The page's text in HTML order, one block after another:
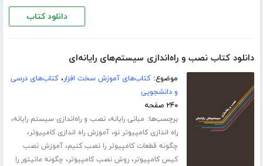
دانلود کتاب
دانلود کتاب نصب و راه‌اندازی سیستم‌های رایانه‌ای
موضوع:کتاب‌های آموزش سخت افزار،کتاب‌های درسی
و دانشجویی
۲۴۰ صفحه
برچسب‌ها: مبانی رایانه،نصب و راه‌اندازی سیستم‌ رایانه‌،
راه اندازی کامپیوتر نو،آموزش راه اندازی کامپیوتر،
چگونه قطعات کامپیوتر را نصب کنیم،آموزش نصب
کیس کامپیوتر،روش نصب کامپیوتر، چگونه مانیتور را